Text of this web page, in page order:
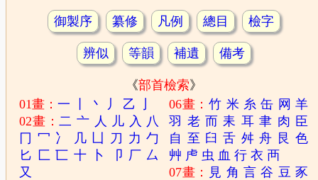
御製序 纂修 凡例 總目 檢字
辨似 等韻 補遺 備考
《部首檢索》
01畫：一 丶 丿 乙
02畫：二 亠 人 儿 入 八
冂 冖 冫 几 凵 刀 力 勹
匕 匚 匸 十 卜 卩 厂 厶
又
06畫：竹 米 糸 缶 网 羊
羽 老 而 耒 耳 聿 肉 臣
自 至 臼 舌 舛 舟 艮 色
艸 虍 虫 血 行 衣 襾
07畫： 見 角 言 谷 豆 豕